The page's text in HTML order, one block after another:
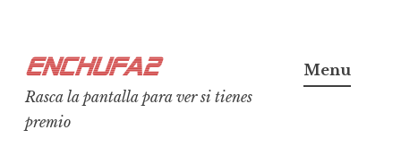
al
contenido
Enchufa2
Rasca la pantalla para ver si tienes
premio
Menu